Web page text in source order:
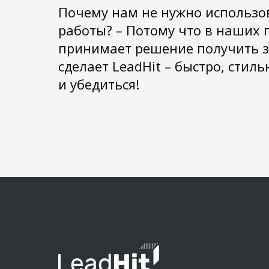
Почему нам не нужно
работы? – Потому что в наших
принимает решение получить
сделает LeadHit – быстро,
и убедиться!